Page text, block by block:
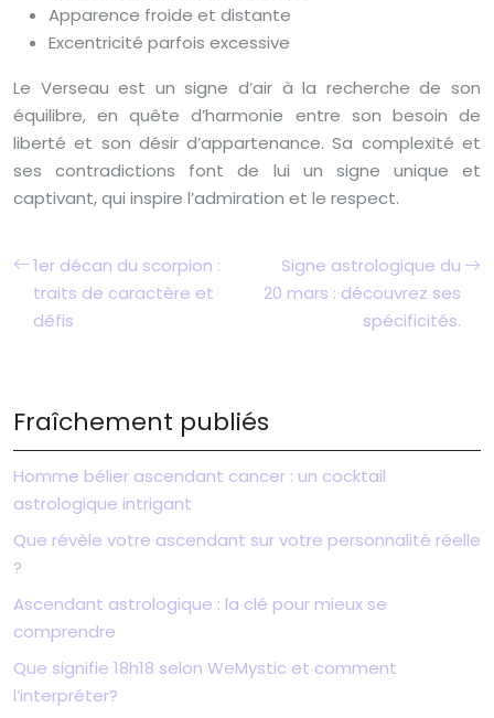
Apparence froide et distante
Excentricité parfois excessive
Le Verseau est un signe d’air à la recherche de son
équilibre, en quête d’harmonie entre son besoin de
liberté et son désir d’appartenance. Sa complexité et
ses contradictions font de lui un signe unique et
captivant, qui inspire l’admiration et le respect.
1er décan du scorpion :
traits de caractère et
défis
Signe astrologique du
20 mars : découvrez ses
spécificités.
Fraîchement publiés
Homme bélier ascendant cancer : un cocktail
astrologique intrigant
Que révèle votre ascendant sur votre personnalité réelle
?
Ascendant astrologique : la clé pour mieux se
comprendre
Que signifie 18h18 selon WeMystic et comment
l’interpréter?